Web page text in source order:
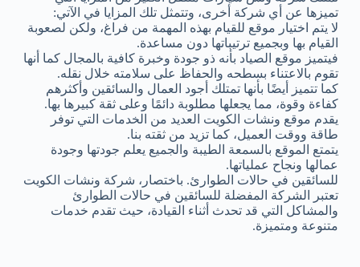
تميزها عن أي شركة أخرى، وتتمثل تلك المزايا في الآتي:
لا يتم اختيار موقع للقيام بهذه المهمة من فراغ، ولكن لصعوبة
القيام بها وبجميع ترتيباتها دون مساعدة.
فيتميز موقع الصياد بأنه ذو جودة وخبرة كافية بالمجال كما أنها
تقوم بالاعتناء بسطحه والحفاظ على سلامته خلال نقله.
كما تتميز أيضًا بأنها تمتلك أجود العمال والسائقين وأكثرهم
كفاءة وقوة، مما يجعلها مطلوبة دائمًا وعلى ثقة كبيرها بها.
يقدم موقع ونشات الكويت العديد من الخدمات التي توفر
طاقة ووقت العميل، كما تزيد من ثقته بنا.
يتمتع الموقع بالسمعة الطيبة والجميع يعلم جودتها وجودة
عمالها ونجاح عملياتها.
للسائقين في حالات الطوارئ. باختصار، شركة ونشات الكويت
تعتبر الشركة المفضلة للسائقين في حالات الطوارئ
والمشاكل التي قد تحدث أثناء القيادة، حيث تقدم خدمات
متنوعة ومتميزة.